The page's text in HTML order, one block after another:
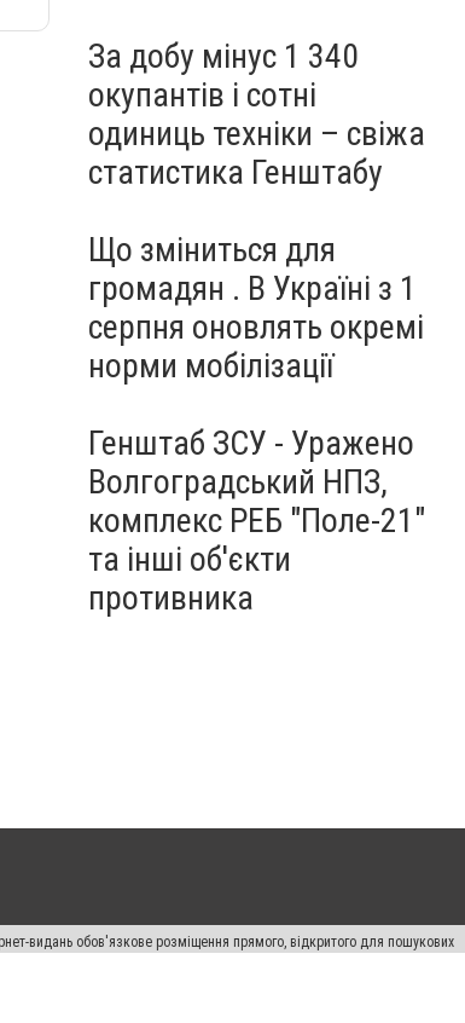
За добу мінус 1 340
окупантів і сотні
одиниць техніки – свіжа
статистика Генштабу
Що зміниться для
громадян . В Україні з 1
серпня оновлять окремі
норми мобілізації
Генштаб ЗСУ - Уражено
Волгоградський НПЗ,
комплекс РЕБ "Поле-21"
та інші об'єкти
противника
видань обов'язкове розміщення прямого, відкритого для пошукових